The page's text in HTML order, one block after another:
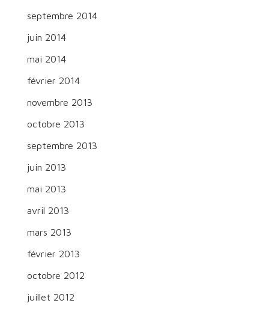
septembre 2014
juin 2014
mai 2014
février 2014
novembre 2013
octobre 2013
septembre 2013
juin 2013
mai 2013
avril 2013
mars 2013
février 2013
octobre 2012
juillet 2012